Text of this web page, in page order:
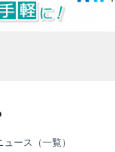
ース（一覧）